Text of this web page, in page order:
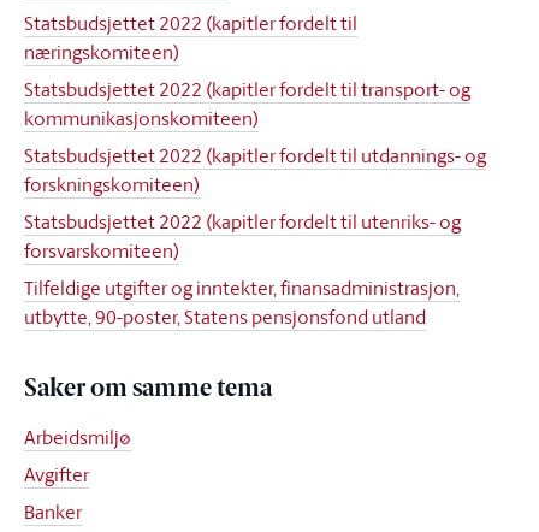
Statsbudsjettet 2022 (kapitler fordelt til
næringskomiteen)
Statsbudsjettet 2022 (kapitler fordelt til transport- og
kommunikasjonskomiteen)
Statsbudsjettet 2022 (kapitler fordelt til utdannings- og
forskningskomiteen)
Statsbudsjettet 2022 (kapitler fordelt til utenriks- og
forsvarskomiteen)
Tilfeldige utgifter og inntekter, finansadministrasjon,
utbytte, 90-poster, Statens pensjonsfond utland
Saker om samme tema
Arbeidsmiljø
Avgifter
Banker